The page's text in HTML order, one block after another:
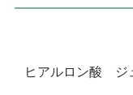
ヒアルロン酸 ジ